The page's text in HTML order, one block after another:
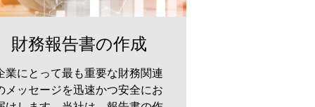
財務報告書の作成
業にとって最も重要な財務関連
メッセージを迅速かつ安全にお